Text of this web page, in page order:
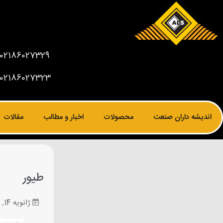
اندیشه داران صنعت محصولات اخبار و مطالب مقالات
طیور
ژانویه 14, 2023